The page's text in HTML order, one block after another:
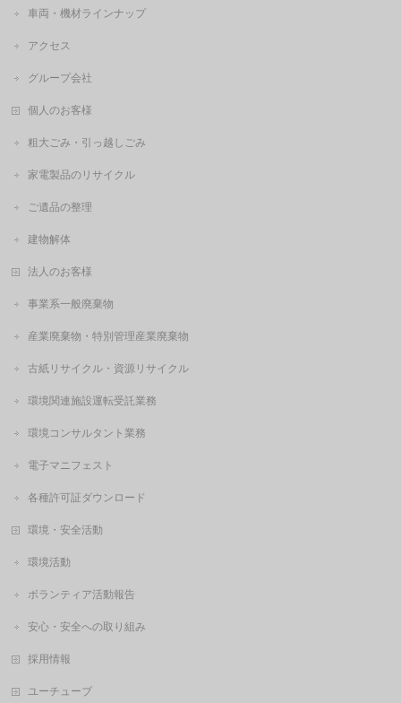
車両・機材ラインナップ
アクセス
グループ会社
個人のお客様
粗大ごみ・引っ越しごみ
家電製品のリサイクル
ご遺品の整理
建物解体
法人のお客様
事業系一般廃棄物
産業廃棄物・特別管理産業廃棄物
古紙リサイクル・資源リサイクル
環境関連施設運転受託業務
環境コンサルタント業務
電子マニフェスト
各種許可証ダウンロード
環境・安全活動
環境活動
ボランティア活動報告
安心・安全への取り組み
採用情報
ユーチューブ